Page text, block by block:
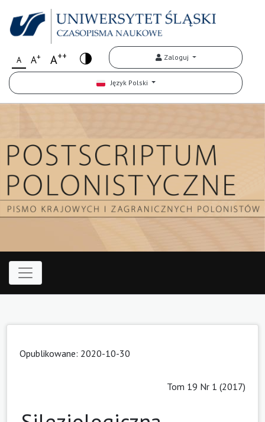
A A+ A++ Zaloguj
Język Polski
Opublikowane: 2020-10-30
Tom 19 Nr 1 (2017)